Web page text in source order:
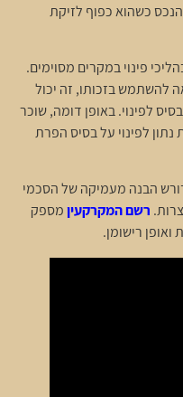
כשהוא כפוף לזיקת
פינוי במקרים מסוימים.
להשתמש בזכותו, זה יכול
לפינוי. באופן דומה, שוכר
לפינוי על בסיס הפרת
הבנה מעמיקה של הסכמי
רשם המקרקעיןמספק
רישומן.